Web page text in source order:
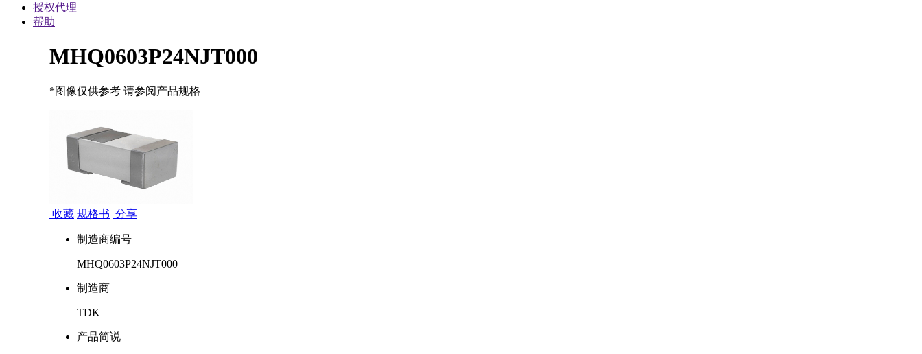
授权代理
帮助
MHQ0603P24NJT000
*图像仅供参考 请参阅产品规格
收藏 规格书 分享
制造商编号
MHQ0603P24NJT000
制造商
TDK
产品简说